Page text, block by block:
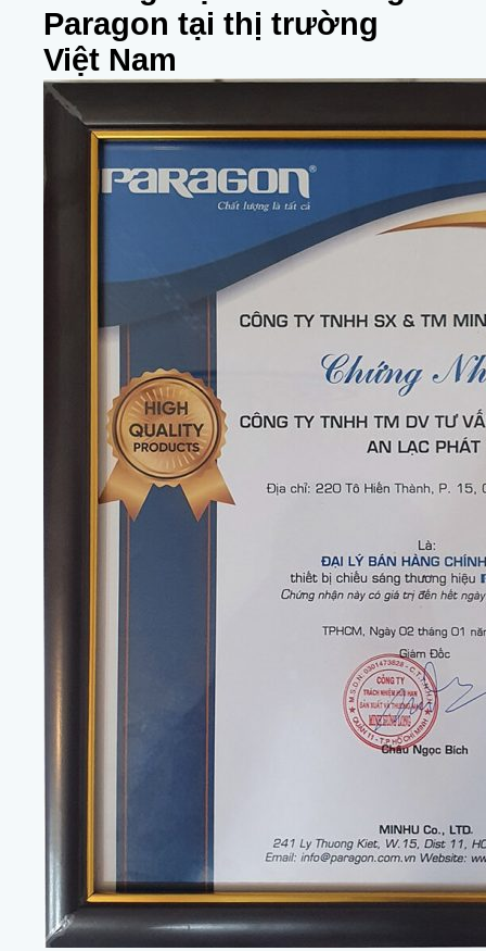
Paragon tại thị trường
Việt Nam